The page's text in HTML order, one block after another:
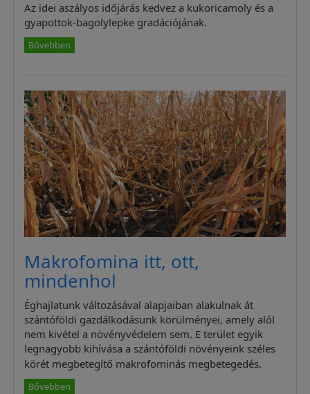
Az idei aszályos időjárás kedvez a kukoricamoly és a
gyapottok-bagolylepke gradációjának.
Bővebben
Makrofomina itt, ott,
mindenhol
Éghajlatunk változásával alapjaiban alakulnak át
szántóföldi gazdálkodásunk körülményei, amely alól
nem kivétel a növényvédelem sem. E terület egyik
legnagyobb kihívása a szántóföldi növényeink széles
körét megbetegítő makrofominás megbetegedés.
Bővebben